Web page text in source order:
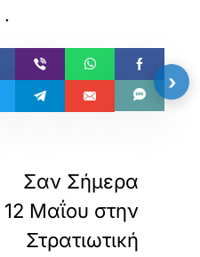
.
Σαν Σήμερα
12 Μαΐου στην
Στρατιωτική
›